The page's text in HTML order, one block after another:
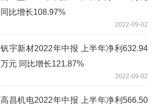
同比增长108.97%
2022-09-02
钒宇新材2022年中报 上半年净利632.94
万元 同比增长121.87%
2022-09-02
高昌机电2022年中报 上半年净利566.50